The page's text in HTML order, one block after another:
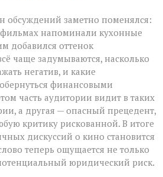
обсуждений заметно поменялся:
напоминали кухонные
добавился оттенок
чаще задумываются, насколько
негатив, и какие
финансовыми
часть аудитории видит в таких
а другая — опасный прецедент,
критику рискованной. В итоге
дискуссий о кино становится
теперь ощущается не только
юридический риск.